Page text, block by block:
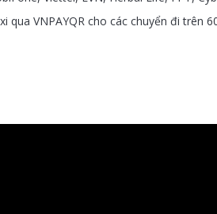
VNPAYQR cho các chuyển đi trên